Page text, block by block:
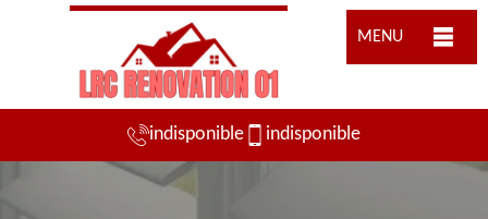
MENU
indisponible indisponible